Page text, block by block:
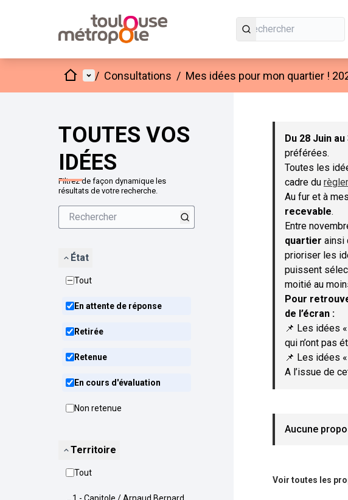
AccueilMenu principal
/ Consultations / Mes idées pour mon quartier !
TOUTES VOS
IDÉES
Filtrez de façon dynamique les
résultats de votre recherche.
État
Tout
En attente de réponse
Retirée
Retenue
En cours d'évaluation
Non retenue
Territoire
Tout
Passer la carte
Du 28 Juin
préférées.
Toutes les
cadre du
Au fur et à
recevable.
Entre
quartier ainsi
prioriser les
puissent
moitié au
Pour
de l’écran :
📌 Les idées
qui n’ont pas
📌 Les idées
A l’issue de
Aucune
Voir toutes les